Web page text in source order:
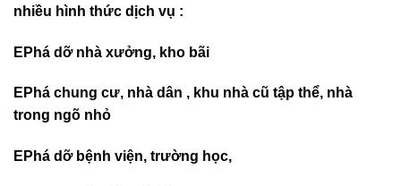
nhiều hình thức dịch vụ :
EPhá dỡ nhà xưởng, kho bãi
EPhá chung cư, nhà dân , khu nhà cũ tập thể, nhà
trong ngõ nhỏ
EPhá dỡ bệnh viện, trường học,